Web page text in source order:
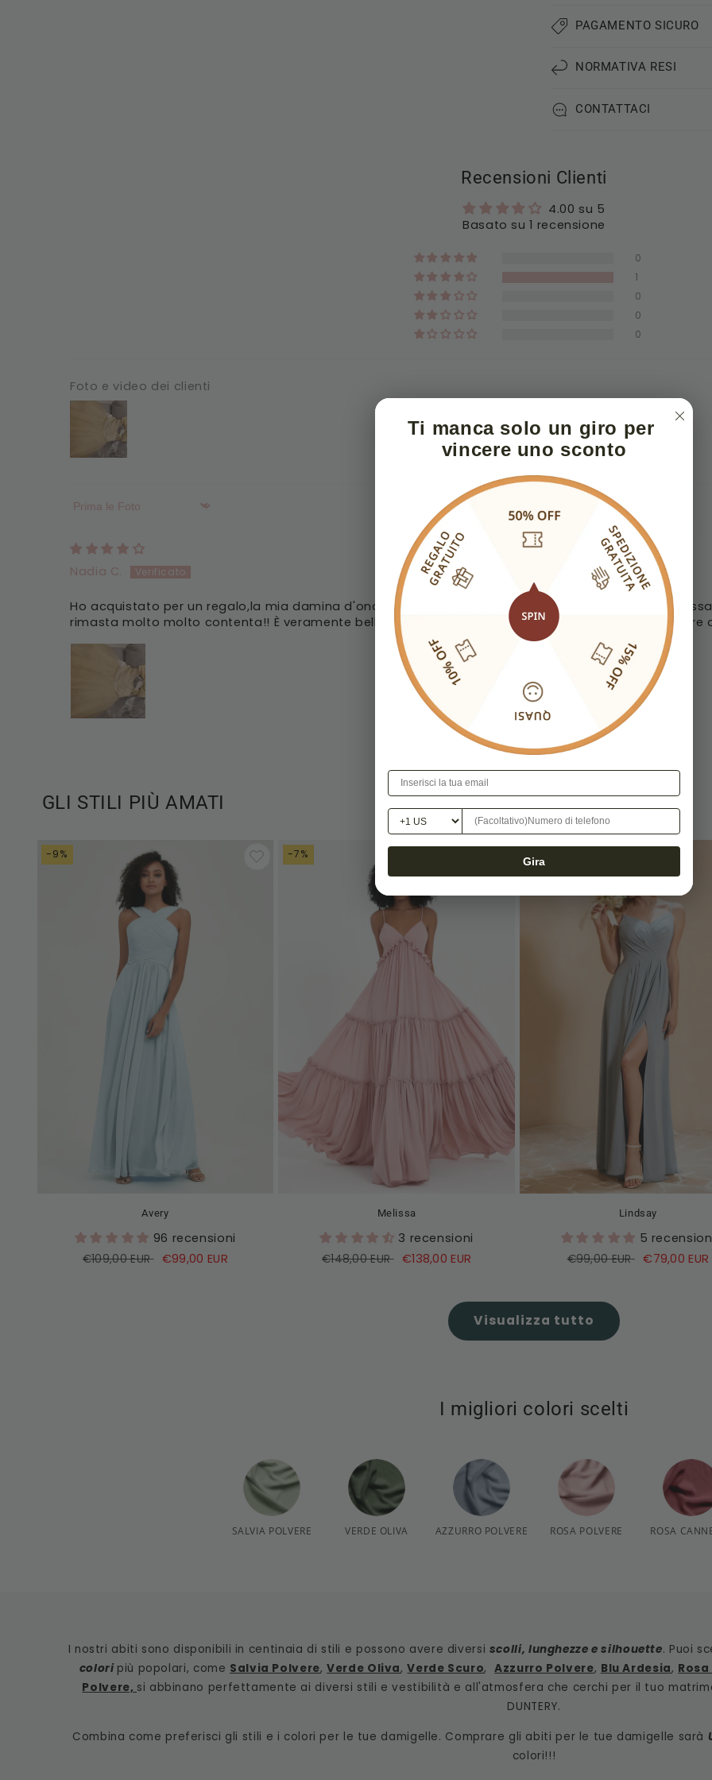
Ti manca solo un giro per
vincere uno sconto
Gira
PAGAMENTO SICURO
NORMATIVA RESI
CONTATTACI
Recensioni Clienti
4.00 su 5
Basato su 1 recensione
0
1
0
0
0
Foto e video dei clienti
Sort by
Nadia C.
Ho acquistato per un regalo,la mia damina d'onore. Devo dire che ero molto preoccupata,sono
rimasta molto molto contenta!! È veramente bello, molto di più dalla foto.. Spero di poter acquistare
GLI STILI PIÙ AMATI
-9%
Avery
96 recensioni
Prezzo
€109,00 EUR
Prezzo
€99,00 EUR
-7%
Melissa
3 recensioni
Prezzo
€148,00 EUR
Prezzo
€138,00 EUR
-20%
Lindsay
5
Prezzo
€99,00 EUR
Prezzo
€79,00 EUR
Visualizza tutto
I migliori colori scelti
SALVIA POLVERE VERDE OLIVA AZZURRO POLVERE ROSA POLVERE ROSA
I nostri abiti sono disponibili in centinaia di stili e possono avere diversi scolli, lunghezze e silhouette. Puoi
colori più popolari, come Salvia Polvere,Verde Oliva,Verde Scuro,Azzurro Polvere, Blu Ardesia,
Polvere, si abbinano perfettamente ai diversi stili e vestibilità e all'atmosfera che cerchi per il tuo
DUNTERY.
Combina come preferisci gli stili e i colori per le tue damigelle. Comprare gli abiti per le tue damigelle sarà
colori!!!